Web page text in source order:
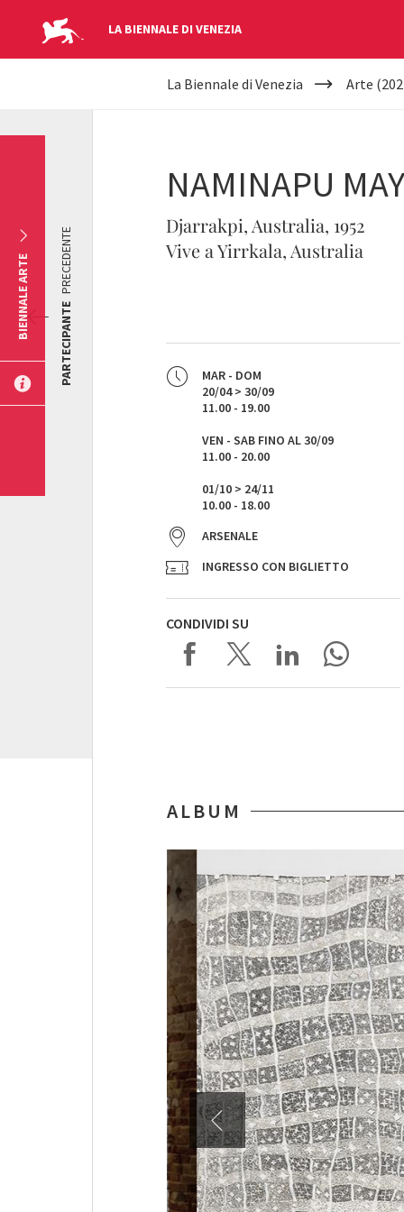
LA BIENNALE DI VENEZIA
YOUR
La Biennale di Venezia Arte
NAMINAPU
Djarrakpi, Australia, 1952
Vive a Yirrkala, Australia
MAR - DOM
20/04 > 30/09
11.00 - 19.00
VEN - SAB FINO AL 30/09
11.00 - 20.00
01/10 > 24/11
10.00 - 18.00
ARSENALE
INGRESSO CON BIGLIETTO
CONDIVIDI SU
PARTECIPANTE
PRECEDENTE
ALBUM
BIENNALE ARTE